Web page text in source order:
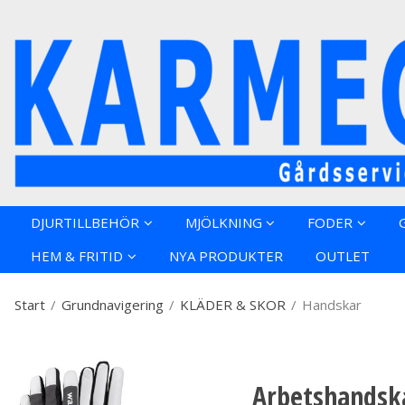
DJURTILLBEHÖR MJÖLKNING FODER
HEM & FRITID
NYA PRODUKTER OUTLET
Start / Grundnavigering / KLÄDER & SKOR / Handskar